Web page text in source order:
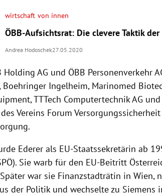
wirtschaft von innen
ÖBB-Aufsichtsrat: Die clevere Taktik
Andrea Hodoschek27.05.2020
Holding AG und ÖBB Personenverkehr
Boehringer Ingelheim, Marinomed
TTTech Computertechnik AG
Vereins Forum
Ederer als EU-Staatssekretärin ab
Sie warb für den EU-Beitritt
Später war sie Finanzstadträtin in Wien,
der Politik und wechselte zu